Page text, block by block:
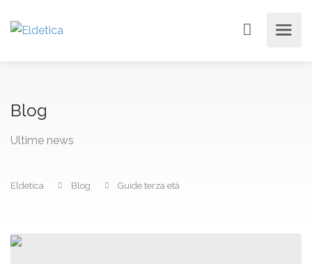
Blog
Ultime news
Eldetica Blog Guide terza età